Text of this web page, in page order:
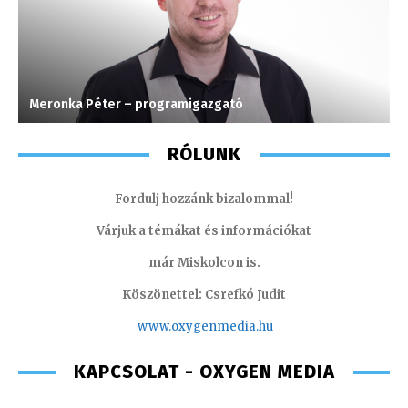
Meronka Péter – programigazgató
RÓLUNK
Fordulj hozzánk bizalommal!
Várjuk a témákat és információkat
már Miskolcon is.
Köszönettel: Csrefkó Judit
www.oxygenmedia.hu
KAPCSOLAT - OXYGEN MEDIA